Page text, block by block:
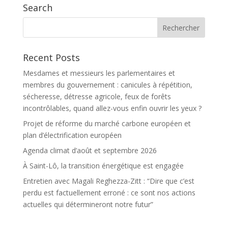
Search
Recent Posts
Mesdames et messieurs les parlementaires et
membres du gouvernement : canicules à répétition,
sécheresse, détresse agricole, feux de forêts
incontrôlables, quand allez-vous enfin ouvrir les yeux ?
Projet de réforme du marché carbone européen et
plan d’électrification européen
Agenda climat d’août et septembre 2026
À Saint-Lô, la transition énergétique est engagée
Entretien avec Magali Reghezza-Zitt : “Dire que c’est
perdu est factuellement erroné : ce sont nos actions
actuelles qui détermineront notre futur”